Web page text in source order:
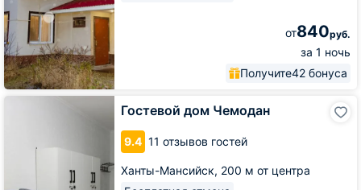
от840руб.
за 1 ночь
Получите42 бонуса
Гостевой дом Чемодан
9.4 11 отзывов гостей
Ханты-Мансийск, 200 м от центра